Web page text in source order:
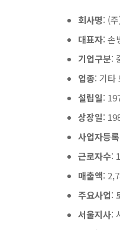
회사명: (
대표자: 손
기업구분:
업종: 기타
설립일:
상장일:
사업자등
근로자수:
매출액:
주요사업:
서울지사: